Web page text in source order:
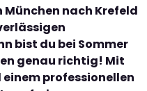
München nach Krefeld
bist du bei Sommer
genau richtig! Mit
professionellen